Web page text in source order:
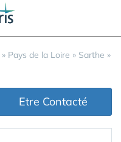
» Pays de la Loire » Sarthe »
Etre Contacté